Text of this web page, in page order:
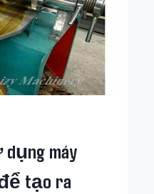
máy
tạo ra